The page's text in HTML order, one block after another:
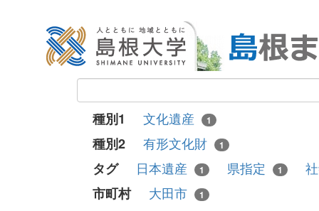
種別1 文化遺産 1
種別2 有形文化財 1
タグ 日本遺産 1 県指定 1
市町村
大田市 1